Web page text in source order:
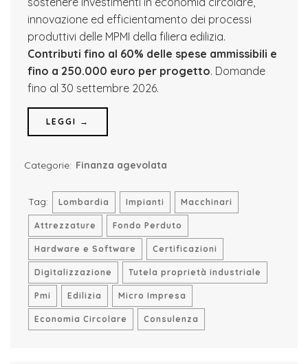
innovazione ed efficientamento dei processi
produttivi delle MPMI della filiera edilizia.
Contributi fino al 60% delle spese ammissibili e
fino a 250.000 euro per progetto. Domande
fino al 30 settembre 2026.
LEGGI →
Categorie: Finanza agevolata
Tag: Lombardia Impianti Macchinari
Attrezzature Fondo Perduto
Hardware e Software Certificazioni
Digitalizzazione Tutela proprietà industriale
Pmi Edilizia Micro Impresa
Economia Circolare Consulenza